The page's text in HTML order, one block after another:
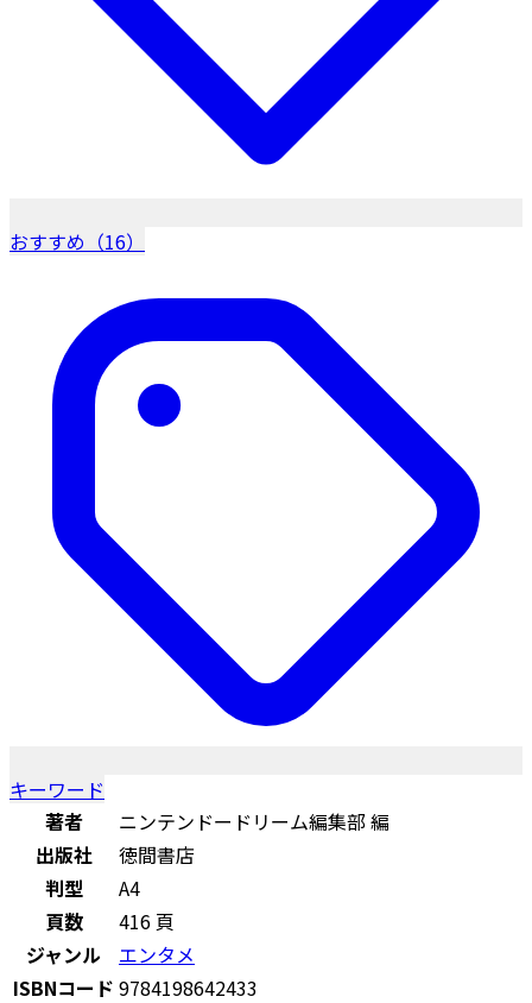
おすすめ（16）
キーワード
著者
ニンテンドードリーム編集部 編
出版社
徳間書店
判型
A4
頁数
416 頁
ジャンル
エンタメ
ISBNコード 9784198642433